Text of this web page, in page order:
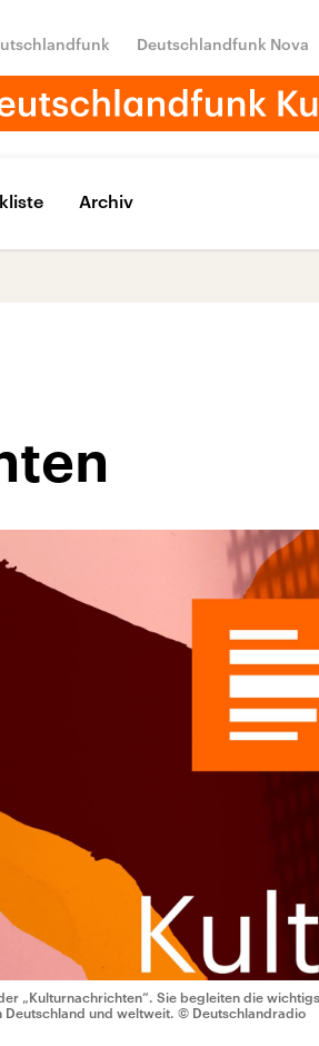
Deutschlandfunk Nova
Archiv
„Kulturnachrichten“. Sie begleiten die
Deutschland und weltweit. © Deutschlandradio